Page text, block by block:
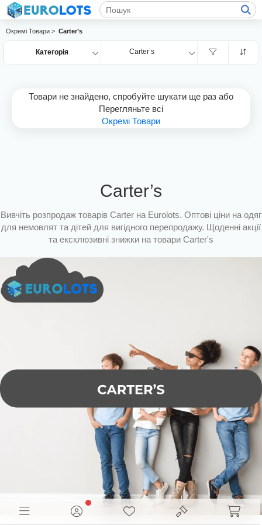
Окремі Товари > Carter’s
Категорія Carter’s
Товари не знайдено, спробуйте шукати ще раз або
Перегляньте всі
Окремі Товари
Carter’s
Вивчіть розпродаж товарів Carter на Eurolots. Оптові ціни на одяг
для немовлят та дітей для вигідного перепродажу. Щоденні акції
та ексклюзивні знижки на товари Carter's